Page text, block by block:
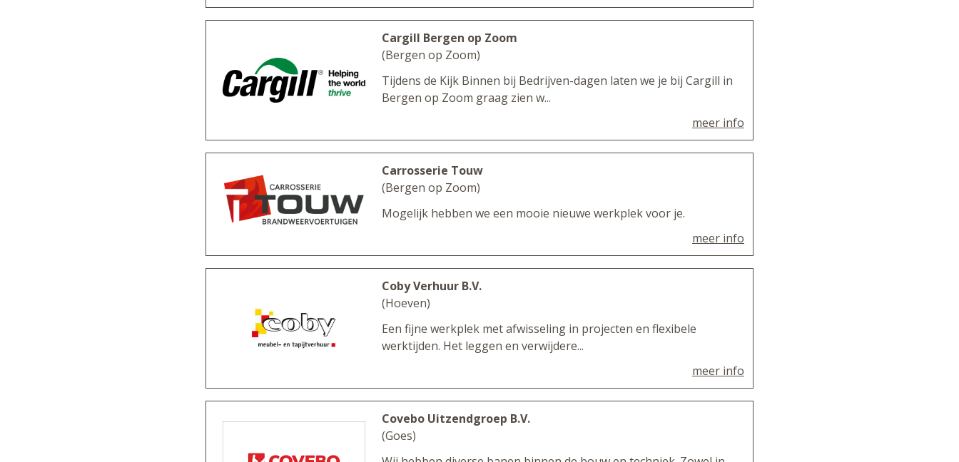
Cargill Bergen op Zoom
(Bergen op Zoom)
Tijdens de Kijk Binnen bij Bedrijven-dagen laten we je bij Cargill in
Bergen op Zoom graag zien w...
meer info
Carrosserie Touw
(Bergen op Zoom)
Mogelijk hebben we een mooie nieuwe werkplek voor je.
meer info
Coby Verhuur B.V.
(Hoeven)
Een fijne werkplek met afwisseling in projecten en flexibele
werktijden. Het leggen en verwijdere...
meer info
Covebo Uitzendgroep B.V.
(Goes)